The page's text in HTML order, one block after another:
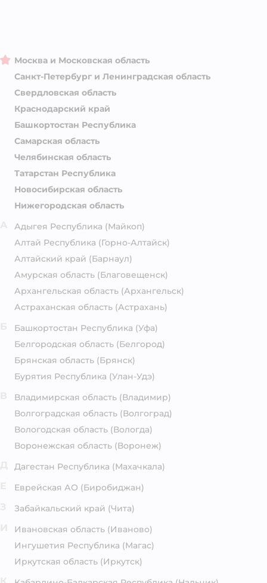
Москва и Московская область
Санкт-Петербург и Ленинградская область
Свердловская область
Краснодарский край
Башкортостан Республика
Самарская область
Челябинская область
Татарстан Республика
Новосибирская область
Нижегородская область
Адыгея Республика (Майкоп)
Алтай Республика (Горно-Алтайск)
Алтайский край (Барнаул)
Амурская область (Благовещенск)
Архангельская область (Архангельск)
Астраханская область (Астрахань)
Башкортостан Республика (Уфа)
Белгородская область (Белгород)
Брянская область (Брянск)
Бурятия Республика (Улан-Удэ)
Владимирская область (Владимир)
Волгоградская область (Волгоград)
Вологодская область (Вологда)
Воронежская область (Воронеж)
Дагестан Республика (Махачкала)
Еврейская АО (Биробиджан)
Забайкальский край (Чита)
Ивановская область (Иваново)
Ингушетия Республика (Магас)
Иркутская область (Иркутск)